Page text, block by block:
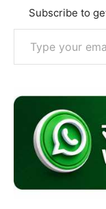
Subscribe to
Type your email…